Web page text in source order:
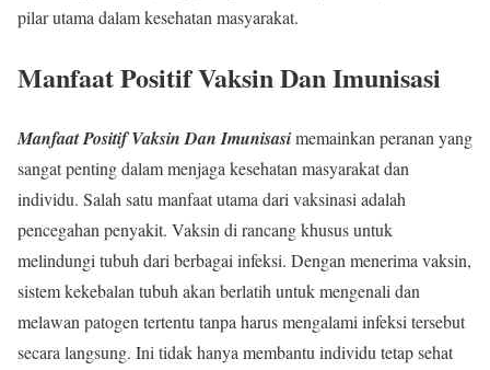
pilar utama dalam kesehatan masyarakat.
Manfaat Positif Vaksin Dan Imunisasi
Manfaat Positif Vaksin Dan Imunisasimemainkan peranan yang
sangat penting dalam menjaga kesehatan masyarakat dan
individu. Salah satu manfaat utama dari vaksinasi adalah
pencegahan penyakit. Vaksin di rancang khusus untuk
melindungi tubuh dari berbagai infeksi. Dengan menerima vaksin,
sistem kekebalan tubuh akan berlatih untuk mengenali dan
melawan patogen tertentu tanpa harus mengalami infeksi tersebut
secara langsung. Ini tidak hanya membantu individu tetap sehat